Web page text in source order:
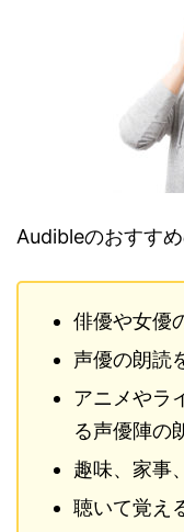
Audibleのおすす
俳優や女優
声優の朗読
アニメやラ
る声優陣の
趣味、家事
聴いて覚え